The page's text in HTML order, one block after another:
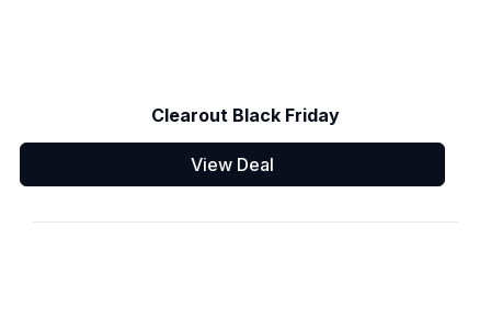
Clearout Black Friday
View Deal